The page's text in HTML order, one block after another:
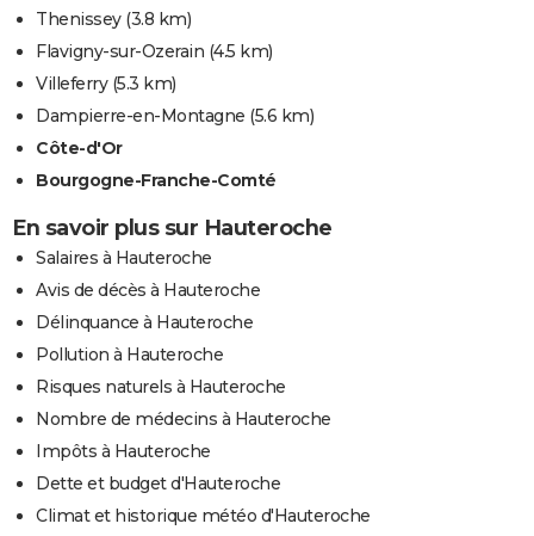
Thenissey(3.8 km)
Flavigny-sur-Ozerain (4.5 km)
Villeferry(5.3 km)
Dampierre-en-Montagne (5.6 km)
Côte-d'Or
Bourgogne-Franche-Comté
En savoir plus sur Hauteroche
Salaires à Hauteroche
Avis de décès à Hauteroche
Délinquance à Hauteroche
Pollution à Hauteroche
Risques naturels à Hauteroche
Nombre de médecins à Hauteroche
Impôts à Hauteroche
Dette et budget d'Hauteroche
Climat et historique météo d'Hauteroche